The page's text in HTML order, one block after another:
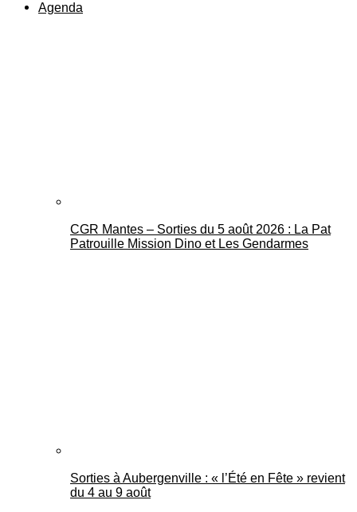
Agenda
CGR Mantes – Sorties du 5 août 2026 : La Pat
Patrouille Mission Dino et Les Gendarmes
Sorties à Aubergenville : « l’Été en Fête » revient
du 4 au 9 août